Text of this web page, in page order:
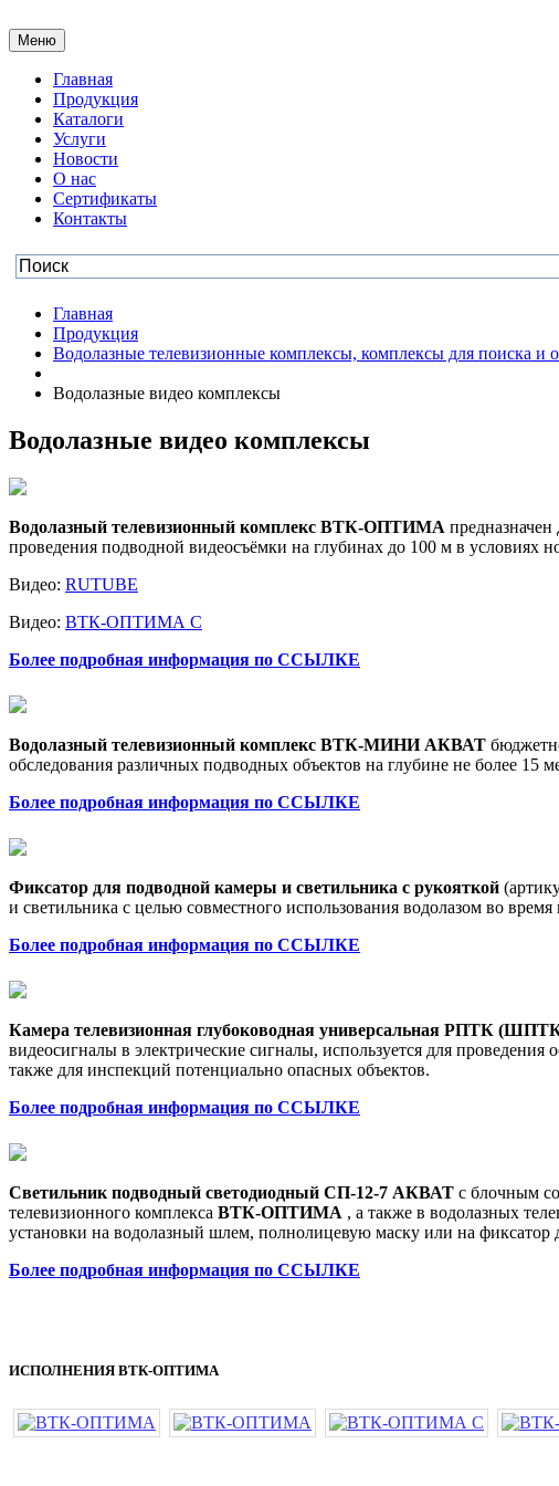
Меню
Главная
Продукция
Каталоги
Услуги
Новости
О нас
Сертификаты
Контакты
Главная
Продукция
Водолазные телевизионные комплексы, комплексы для поиска и
Водолазные видео комплексы
Водолазные видео комплексы
Водолазный телевизионный комплекс ВТК-ОПТИМА
проведения подводной видеосъёмки на глубинах до 100 м в
Видео: RUTUBE
Видео: ВТК-ОПТИМА С
Более подробная информация по ССЫЛКЕ
Водолазный телевизионный комплекс ВТК-МИНИ АКВАТ
обследования различных подводных объектов на глубине не более 15
Более подробная информация по ССЫЛКЕ
Фиксатор для подводной камеры и светильника с рукояткой
и светильника с целью совместного использования водолазом во
Более подробная информация по ССЫЛКЕ
Камера телевизионная глубоководная универсальная РПТК
видеосигналы в электрические сигналы, используется для
также для инспекций потенциально опасных объектов.
Более подробная информация по ССЫЛКЕ
Светильник подводный светодиодный СП-12-7 АКВАТ с блочным
телевизионного комплекса ВТК-ОПТИМА , а также в водолазных
установки на водолазный шлем, полнолицевую маску или на
Более подробная информация по ССЫЛКЕ
ИСПОЛНЕНИЯ ВТК-ОПТИМА